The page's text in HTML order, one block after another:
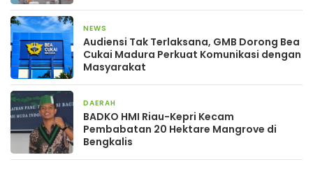
NEWS
Audiensi Tak Terlaksana, GMB Dorong Bea
Cukai Madura Perkuat Komunikasi dengan
Masyarakat
DAERAH
BADKO HMI Riau-Kepri Kecam
Pembabatan 20 Hektare Mangrove di
Bengkalis